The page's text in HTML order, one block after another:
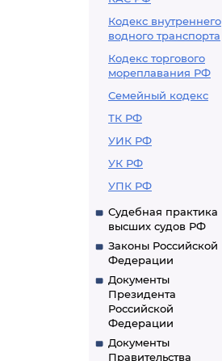
Кодекс внутреннего
водного транспорта
Кодекс торгового
мореплавания РФ
Семейный кодекс
ТК РФ
УИК РФ
УК РФ
УПК РФ
Судебная практика
высших судов РФ
Законы Российской
Федерации
Документы
Президента
Российской
Федерации
Документы
Правительства